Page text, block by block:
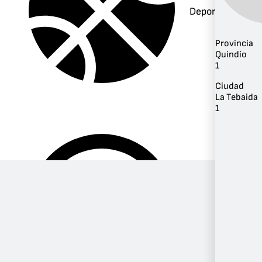
Deportes
Provincia
Quindío
1
Ciudad
La Tebaida
1